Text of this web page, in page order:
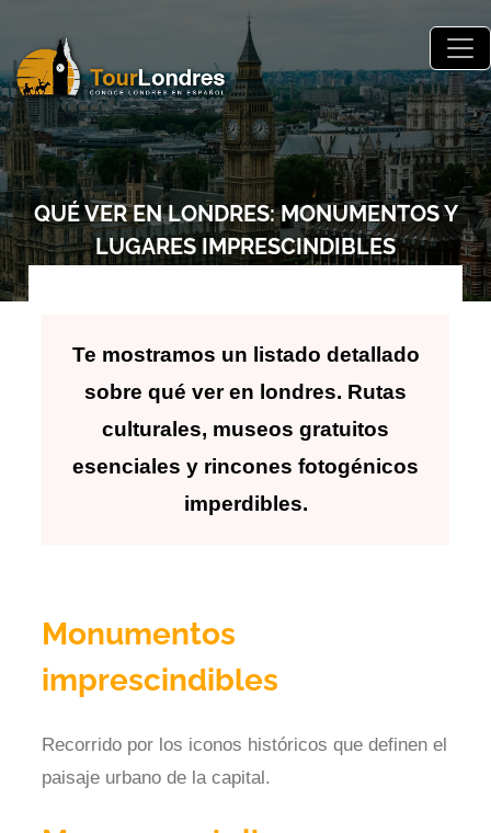
QUÉ VER EN LONDRES: MONUMENTOS Y
LUGARES IMPRESCINDIBLES
Te mostramos un listado detallado
sobre qué ver en londres. Rutas
culturales, museos gratuitos
esenciales y rincones fotogénicos
imperdibles.
Monumentos
imprescindibles
Recorrido por los iconos históricos que definen el
paisaje urbano de la capital.